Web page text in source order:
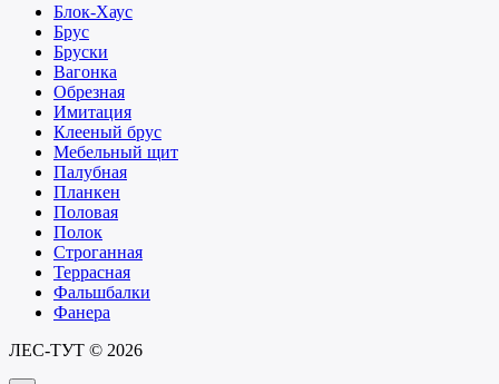
Блок-Хаус
Брус
Бруски
Вагонка
Обрезная
Имитация
Клееный брус
Мебельный щит
Палубная
Планкен
Половая
Полок
Строганная
Террасная
Фальшбалки
Фанера
ЛЕС-ТУТ © 2026